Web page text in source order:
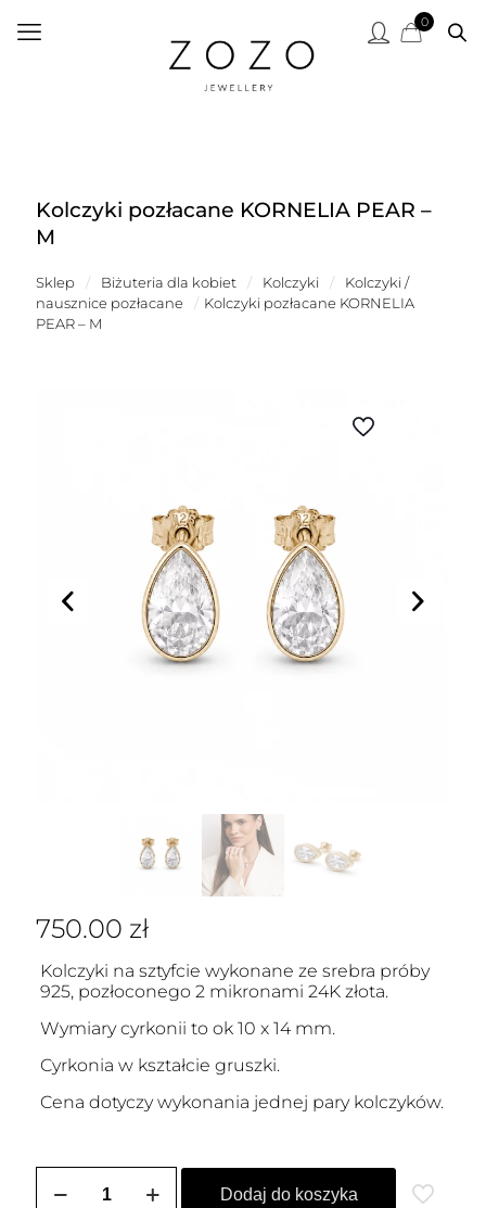
0
Kolczyki pozłacane KORNELIA PEAR –
M
Sklep / Biżuteria dla kobiet / Kolczyki /
Kolczyki /
nausznice pozłacane
/ Kolczyki pozłacane KORNELIA
PEAR – M
750.00 zł
Kolczyki na sztyfcie wykonane ze srebra próby
925, pozłoconego 2 mikronami 24K złota.
Wymiary cyrkonii to ok 10 x 14 mm.
Cyrkonia w kształcie gruszki.
Cena dotyczy wykonania jednej pary kolczyków.
Kolczyki
Dodaj do koszyka